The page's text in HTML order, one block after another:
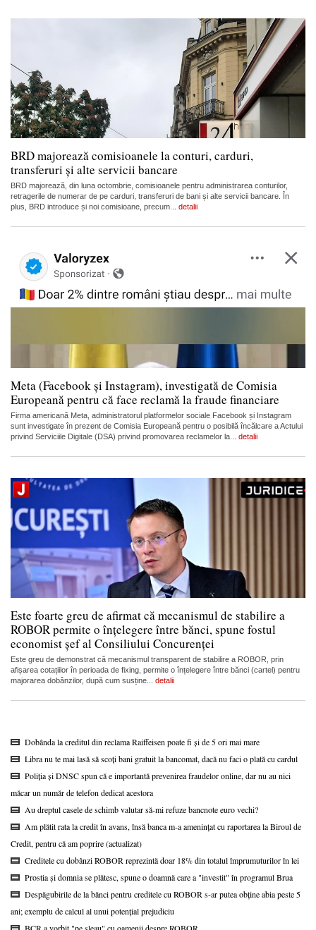
BRD majorează comisioanele la conturi, carduri,
transferuri și alte servicii bancare
BRD majorează, din luna octombrie, comisioanele pentru administrarea conturilor,
retragerile de numerar de pe carduri, transferuri de bani și alte servicii bancare. În
plus, BRD introduce și noi comisioane, precum... detalii
Meta (Facebook și Instagram), investigată de Comisia
Europeană pentru că face reclamă la fraude financiare
Firma americană Meta, administratorul platformelor sociale Facebook și Instagram
sunt investigate în prezent de Comisia Europeană pentru o posibilă încălcare a Actului
privind Serviciile Digitale (DSA) privind promovarea reclamelor la... detalii
Este foarte greu de afirmat că mecanismul de stabilire a
ROBOR permite o înțelegere între bănci, spune fostul
economist șef al Consiliului Concurenței
Este greu de demonstrat că mecanismul transparent de stabilire a ROBOR, prin
afișarea cotațiilor în perioada de fixing, permite o înțelegere între bănci (cartel) pentru
majorarea dobânzilor, după cum susține... detalii
Dobânda la creditul din reclama Raiffeisen poate fi și de 5 ori mai mare
Libra nu te mai lasă să scoți bani gratuit la bancomat, dacă nu faci o plată cu cardul
Poliția și DNSC spun că e importantă prevenirea fraudelor online, dar nu au nici
măcar un număr de telefon dedicat acestora
Au dreptul casele de schimb valutar să-mi refuze bancnote euro vechi?
Am plătit rata la credit în avans, însă banca m-a amenințat cu raportarea la Biroul de
Credit, pentru că am poprire (actualizat)
Creditele cu dobânzi ROBOR reprezintă doar 18% din totalul împrumuturilor în lei
Prostia și domnia se plătesc, spune o doamnă care a "investit" în programul Brua
Despăgubirile de la bănci pentru creditele cu ROBOR s-ar putea obține abia peste 5
ani; exemplu de calcul al unui potențial prejudiciu
BCR a vorbit "pe șleau" cu oamenii despre ROBOR